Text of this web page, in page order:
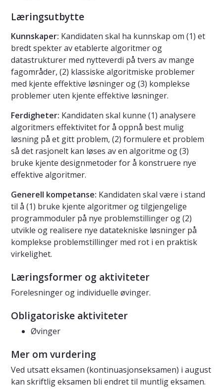
Læringsutbytte
Kunnskaper: Kandidaten skal ha kunnskap om (1) et
bredt spekter av etablerte algoritmer og
datastrukturer med nytteverdi på tvers av mange
fagområder, (2) klassiske algoritmiske problemer
med kjente effektive løsninger og (3) komplekse
problemer uten kjente effektive løsninger.
Ferdigheter: Kandidaten skal kunne (1) analysere
algoritmers effektivitet for å oppnå best mulig
løsning på et gitt problem, (2) formulere et problem
så det rasjonelt kan løses av en algoritme og (3)
bruke kjente designmetoder for å konstruere nye
effektive algoritmer.
Generell kompetanse: Kandidaten skal være i stand
til å (1) bruke kjente algoritmer og tilgjengelige
programmoduler på nye problemstillinger og (2)
utvikle og realisere nye datatekniske løsninger på
komplekse problemstillinger med rot i en praktisk
virkelighet.
Læringsformer og aktiviteter
Forelesninger og individuelle øvinger.
Obligatoriske aktiviteter
Øvinger
Mer om vurdering
Ved utsatt eksamen (kontinuasjonseksamen) i august
kan skriftlig eksamen bli endret til muntlig eksamen.